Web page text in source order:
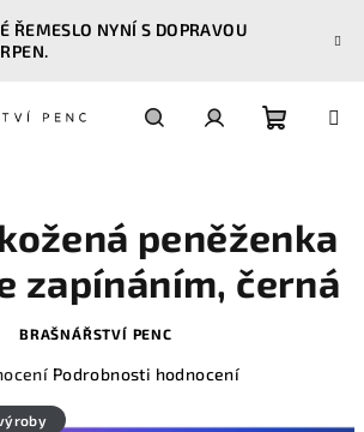
ŘEMESLO NYNÍ S DOPRAVOU
košík
peněženka
zapínáním, černá
BRAŠNÁŘSTVÍ PENC
Podrobnosti hodnocení